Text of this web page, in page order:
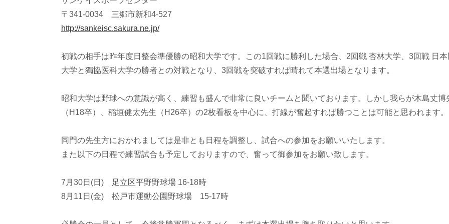
〒341-0034 三郷市新和4-527
http://sankeisc.sakura.ne.jp/
初戦の相手は昨年度日整会準優勝の昭和大学です。この1回戦に勝利した場合、2回戦 杏林大学、3回戦 日
大学と獨協医科大学の勝者との対戦となり、3回戦を突破すれば晴れて本選出場となります。
昭和大学は野球への意識が高く、練習も盛んで非常に良いチームと聞いております。しかし我らが木島丈博
（H18卒）、稲垣健太先生（H26卒）の2枚看板を中心に、打線が奮起すれば勝つことは可能と思われます。
同門の先生方におかれましては是非とも日程を調整し、試合への参加をお願いいたします。
また以下の日程で練習試合も予定しておりますので、奮って御参加をお願い致します。
7月30日(日) 足立区平野野球場 16-18時
8月11日(金) 松戸市運動公園野球場 15-17時